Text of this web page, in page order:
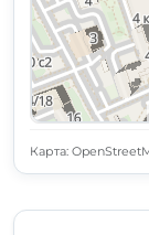
Карта: